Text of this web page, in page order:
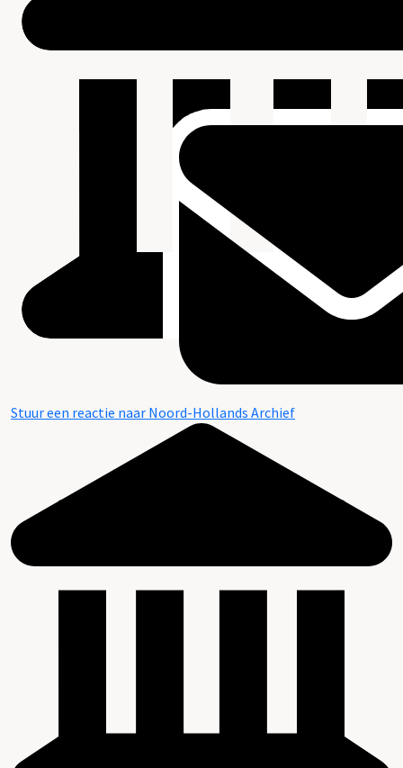
Stuur een reactie naar Noord-Hollands Archief